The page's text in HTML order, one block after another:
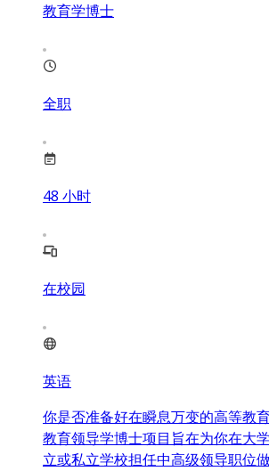
教育学博士
全职
48 小时
在校园
英语
你是否准备好在瞬息万变的高等教
教育领导学博士项目旨在为你在大
立或私立学校担任中高级领导职位做